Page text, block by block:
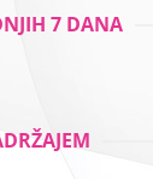
7 DANA